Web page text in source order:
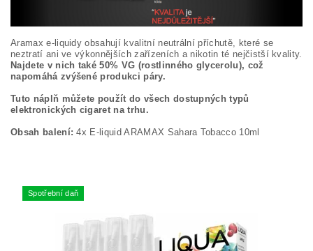
Aramax e-liquidy obsahují kvalitní neutrální příchutě, které se
neztratí ani ve výkonnějších zařízeních a nikotin té nejčistší kvality.
Najdete v nich také 50% VG (rostlinného glycerolu), což
napomáhá zvýšené produkci páry.
Tuto náplň můžete použít do všech dostupných typů
elektronických cigaret na trhu.
Obsah balení: 4x E-liquid ARAMAX Sahara Tobacco 10ml
Spotřební daň